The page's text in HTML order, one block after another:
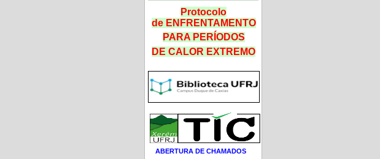
Protocolo
de ENFRENTAMENTO
PARA PERÍODOS
DE CALOR EXTREMO
ABERTURA DE CHAMADOS